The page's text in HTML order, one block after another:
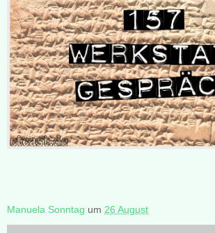
Manuela Sonntag um 26 August